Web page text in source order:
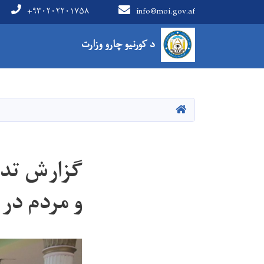
info@moi.gov.af +۹۳۰۲۰۲۲۰۱۷۵۸
د کورنیو چارو وزارتMain Menu
کور
گزارش
و مردم